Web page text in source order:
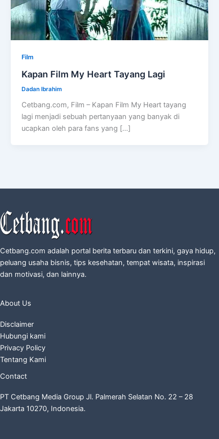
Film
Kapan Film My Heart Tayang Lagi
Dadan Ibrahim
Cetbang.com, Film – Kapan Film My Heart tayang
lagi menjadi sebuah pertanyaan yang banyak di
ucapkan oleh para fans yang […]
Cetbang.com adalah portal berita terbaru dan terkini, gaya hidup,
peluang usaha bisnis, tips kesehatan, tempat wisata, inspirasi
dan motivasi, dan lainnya.
About Us
Disclaimer
Hubungi kami
Privacy Policy
Tentang Kami
Contact
PT Cetbang Media Group Jl. Palmerah Selatan No. 22 – 28
Jakarta 10270, Indonesia.